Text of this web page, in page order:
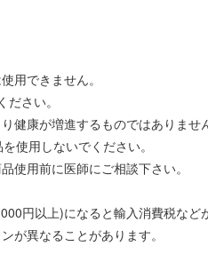
用できません。
さい。
健康が増進するものではありませ
使用しないでください。
使用前に医師にご相談下さい。
円以上)になると輸入消費税など
が異なることがあります。